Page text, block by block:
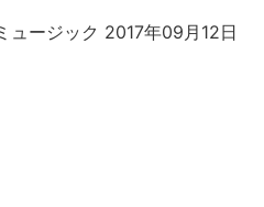
ュージック 2017年09月12日